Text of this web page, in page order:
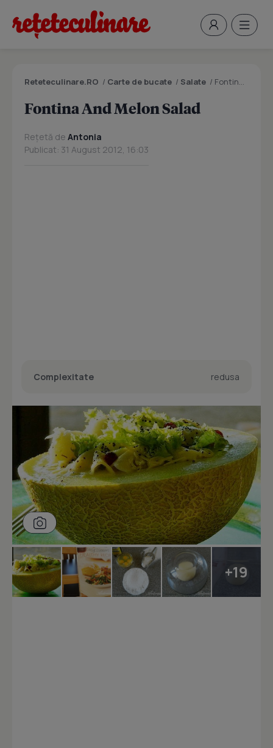
Reteteculinare.RO / Carte de bucate / Salate / Fontina And Melon Salad
Fontina And Melon Salad
Rețetă de Antonia
Publicat: 31 August 2012, 16:03
Complexitate redusa
+19